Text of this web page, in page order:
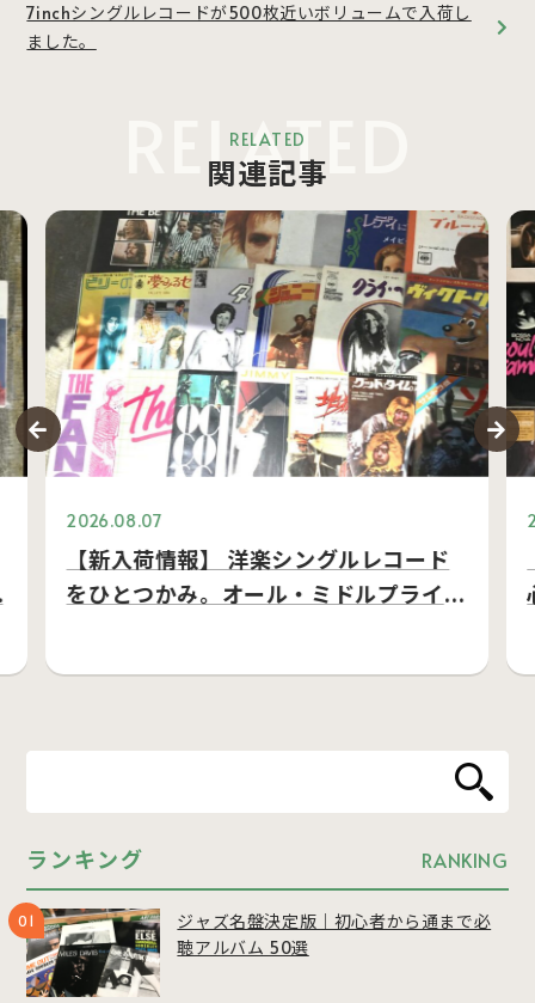
7inchシングルレコードが500枚近いボリュームで入荷し
ました。
RELATED
RELATED
関連記事
2026.08.07
【新入荷情報】 洋楽シングルレコード
をひとつかみ。オール・ミドルプライ
ランキング RANKING
ジャズ名盤決定版｜初心者から通まで必
聴アルバム 50選